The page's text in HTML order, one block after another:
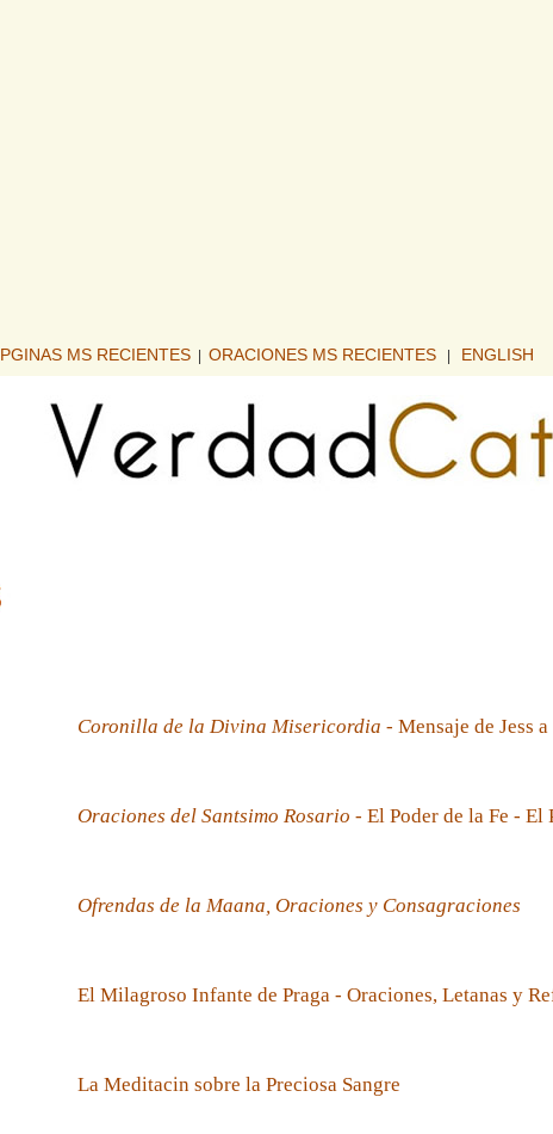
PGINAS MS RECIENTES ORACIONES MS RECIENTES ENGLISH
Coronilla de la Divina Misericordia - Mensaje de Jess
Oraciones del Santsimo Rosario - El Poder de la Fe - El
Ofrendas de la Maana, Oraciones y Consagraciones
El Milagroso Infante de Praga - Oraciones, Letanas y
La Meditacin sobre la Preciosa Sangre